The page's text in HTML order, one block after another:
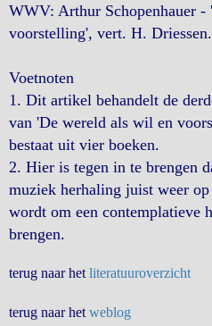
WWV: Arthur Schopenhauer
voorstelling', vert. H.
Voetnoten
1. Dit artikel behandelt de
van 'De wereld als wil en
bestaat uit vier boeken.
2. Hier is tegen in te brengen
muziek herhaling juist weer
wordt om een contemplatieve
brengen.
terug naar het literatuuroverzicht
terug naar het weblog